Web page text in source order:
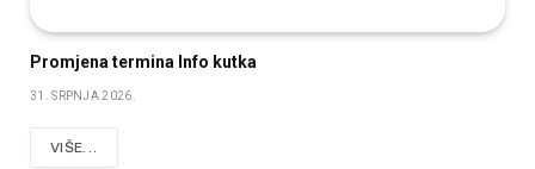
Promjena termina Info kutka
31. SRPNJA 2026.
VIŠE...